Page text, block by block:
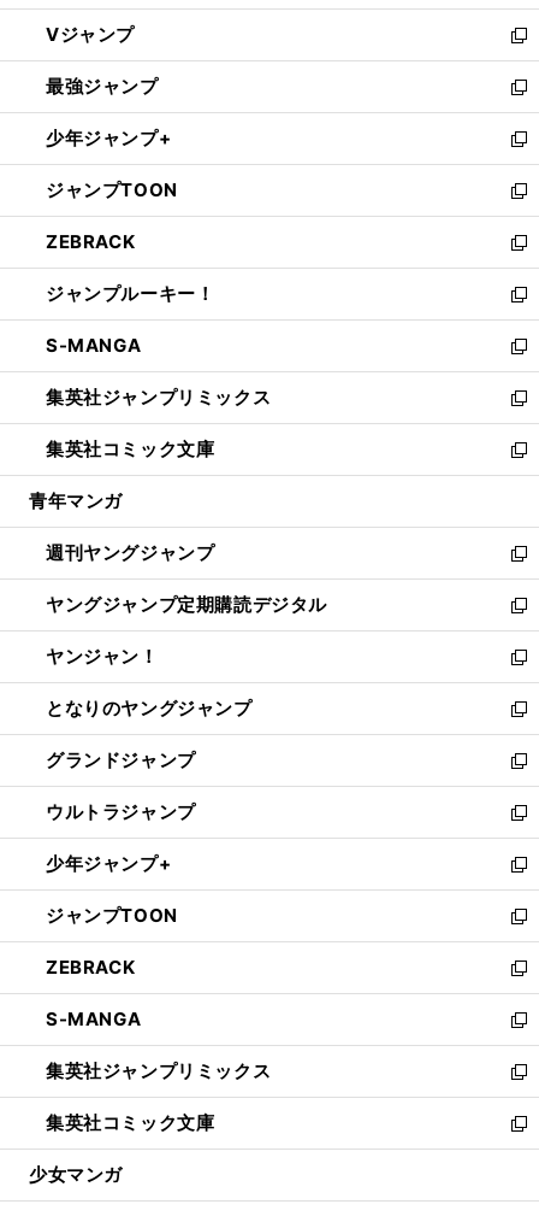
ウ
ィ
ン
ド
ウ
で
開
く
し
い
ウ
ィ
ン
ド
ウ
で
開
く
Vジャンプ
新
し
い
ウ
ィ
ン
ド
ウ
で
開
く
最強ジャンプ
新
し
い
ウ
ィ
ン
ド
ウ
で
開
く
少年ジャンプ+
新
し
い
ウ
ィ
ン
ド
ウ
で
開
く
ジャンプTOON
新
し
い
ウ
ィ
ン
ド
ウ
で
開
く
ZEBRACK
新
し
い
ウ
ィ
ン
ド
ウ
で
開
ジャンプルーキー！
新
し
い
ウ
ィ
ン
ド
ウ
開
く
S-MANGA
新
し
い
ウ
ィ
ン
ウ
で
開
く
集英社ジャンプリミックス
新
し
い
ウ
ン
ド
ウ
で
開
く
集英社コミック文庫
新
し
ウ
ィ
ン
ド
ウ
で
開
く
青年マンガ
週刊ヤングジャンプ
新
し
い
ウ
ィ
ン
ド
ウ
で
開
く
ヤングジャンプ定期購読デジタル
新
し
い
ウ
ィ
ン
ド
ウ
で
開
く
ヤンジャン！
新
し
い
ウ
ィ
ン
ド
ウ
で
開
く
となりのヤングジャンプ
新
し
い
ウ
ィ
ン
ド
ウ
で
開
く
グランドジャンプ
新
し
い
ウ
ィ
ン
ド
ウ
で
開
く
ウルトラジャンプ
新
し
い
ウ
ィ
ン
ド
ウ
で
開
く
少年ジャンプ+
新
し
い
ウ
ィ
ン
ド
ウ
で
開
く
ジャンプTOON
新
し
い
ウ
ィ
ン
ド
ウ
で
開
ZEBRACK
新
し
い
ウ
ィ
ン
ド
ウ
開
S-MANGA
新
し
い
ウ
ィ
ン
ウ
集英社ジャンプリミックス
新
し
い
ウ
ン
集英社コミック文庫
新
し
ウ
少女マンガ